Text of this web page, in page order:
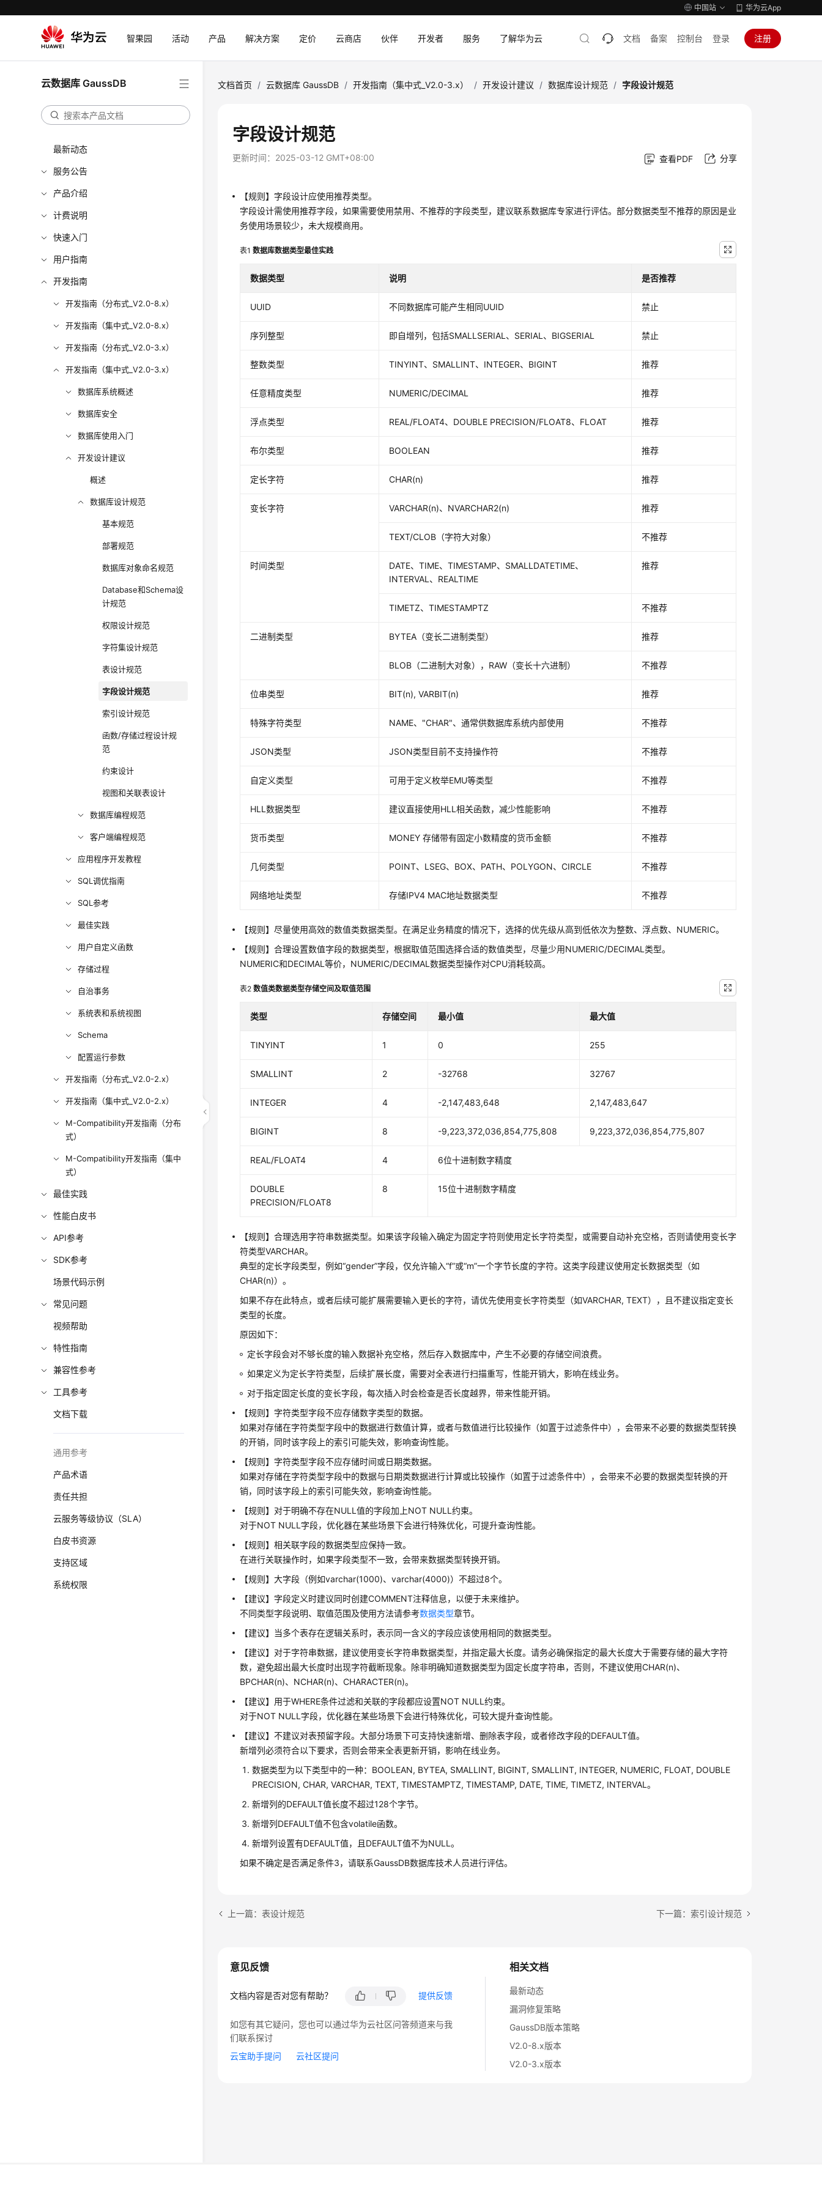
中国站 华为云App
智果园 活动 产品 解决方案 定价 云商店 伙伴 开发者 服务 了解华为云 文档 备案 控制台 登录 注册
云数据库 GaussDB
最新动态
服务公告
产品介绍
计费说明
快速入门
用户指南
开发指南
开发指南（分布式_V2.0-8.x）
开发指南（集中式_V2.0-8.x）
开发指南（分布式_V2.0-3.x）
开发指南（集中式_V2.0-3.x）
数据库系统概述
数据库安全
数据库使用入门
开发设计建议
概述
数据库设计规范
基本规范
部署规范
数据库对象命名规范
Database和Schema设
计规范
权限设计规范
字符集设计规范
表设计规范
字段设计规范
索引设计规范
函数/存储过程设计规
范
约束设计
视图和关联表设计
数据库编程规范
客户端编程规范
应用程序开发教程
SQL调优指南
SQL参考
最佳实践
用户自定义函数
存储过程
自治事务
系统表和系统视图
Schema
配置运行参数
开发指南（分布式_V2.0-2.x）
开发指南（集中式_V2.0-2.x）
M-Compatibility开发指南（分布
式）
M-Compatibility开发指南（集中
式）
最佳实践
性能白皮书
API参考
SDK参考
场景代码示例
常见问题
视频帮助
特性指南
兼容性参考
工具参考
文档下载
通用参考
产品术语
责任共担
云服务等级协议（SLA）
白皮书资源
支持区域
系统权限
文档首页 / 云数据库 GaussDB / 开发指南（集中式_V2.0-3.x） / 开发设计建议 / 数据库设计规范 / 字段设计规范
字段设计规范
更新时间： 2025-03-12 GMT+08:00 查看PDF 分享
【规则】字段设计应使用推荐类型。
字段设计需使用推荐字段，如果需要使用禁用、不推荐的字段类型，建议联系数据库专家进行评估。部分数据类型不推荐的原因是业
务使用场景较少，未大规模商用。
表1数据库数据类型最佳实践
数据类型 说明 是否推荐
UUID 不同数据库可能产生相同UUID 禁止
序列整型 即自增列，包括SMALLSERIAL、SERIAL、BIGSERIAL 禁止
整数类型 TINYINT、SMALLINT、INTEGER、BIGINT 推荐
任意精度类型 NUMERIC/DECIMAL 推荐
浮点类型 REAL/FLOAT4、DOUBLE PRECISION/FLOAT8、FLOAT 推荐
布尔类型 BOOLEAN 推荐
定长字符 CHAR(n) 推荐
变长字符 VARCHAR(n)、NVARCHAR2(n) 推荐
TEXT/CLOB（字符大对象） 不推荐
时间类型
DATE、TIME、TIMESTAMP、SMALLDATETIME、
INTERVAL、REALTIME
推荐
TIMETZ、TIMESTAMPTZ 不推荐
二进制类型 BYTEA（变长二进制类型） 推荐
BLOB（二进制大对象），RAW（变长十六进制） 不推荐
位串类型 BIT(n), VARBIT(n) 推荐
特殊字符类型 NAME、"CHAR"、通常供数据库系统内部使用 不推荐
JSON类型 JSON类型目前不支持操作符 不推荐
自定义类型 可用于定义枚举EMU等类型 不推荐
HLL数据类型 建议直接使用HLL相关函数，减少性能影响 不推荐
货币类型 MONEY 存储带有固定小数精度的货币金额 不推荐
几何类型 POINT、LSEG、BOX、PATH、POLYGON、CIRCLE 不推荐
网络地址类型 存储IPV4 MAC地址数据类型 不推荐
【规则】尽量使用高效的数值类数据类型。在满足业务精度的情况下，选择的优先级从高到低依次为整数、浮点数、NUMERIC。
【规则】合理设置数值字段的数据类型，根据取值范围选择合适的数值类型，尽量少用NUMERIC/DECIMAL类型。
NUMERIC和DECIMAL等价，NUMERIC/DECIMAL数据类型操作对CPU消耗较高。
表2数值类数据类型存储空间及取值范围
类型 存储空间 最小值 最大值
TINYINT 1 0 255
SMALLINT 2 -32768 32767
INTEGER 4 -2,147,483,648 2,147,483,647
BIGINT 8 -9,223,372,036,854,775,808 9,223,372,036,854,775,807
REAL/FLOAT4 4 6位十进制数字精度
DOUBLE
PRECISION/FLOAT8
8 15位十进制数字精度
【规则】合理选用字符串数据类型。如果该字段输入确定为固定字符则使用定长字符类型，或需要自动补充空格，否则请使用变长字
符类型VARCHAR。
典型的定长字段类型，例如“gender”字段，仅允许输入“f”或“m”一个字节长度的字符。这类字段建议使用定长数据类型（如
CHAR(n)）。
如果不存在此特点，或者后续可能扩展需要输入更长的字符，请优先使用变长字符类型（如VARCHAR, TEXT），且不建议指定变长
类型的长度。
原因如下：
定长字段会对不够长度的输入数据补充空格，然后存入数据库中，产生不必要的存储空间浪费。
如果定义为定长字符类型，后续扩展长度，需要对全表进行扫描重写，性能开销大，影响在线业务。
对于指定固定长度的变长字段，每次插入时会检查是否长度越界，带来性能开销。
【规则】字符类型字段不应存储数字类型的数据。
如果对存储在字符类型字段中的数据进行数值计算，或者与数值进行比较操作（如置于过滤条件中），会带来不必要的数据类型转换
的开销，同时该字段上的索引可能失效，影响查询性能。
【规则】字符类型字段不应存储时间或日期类数据。
如果对存储在字符类型字段中的数据与日期类数据进行计算或比较操作（如置于过滤条件中），会带来不必要的数据类型转换的开
销，同时该字段上的索引可能失效，影响查询性能。
【规则】对于明确不存在NULL值的字段加上NOT NULL约束。
对于NOT NULL字段，优化器在某些场景下会进行特殊优化，可提升查询性能。
【规则】相关联字段的数据类型应保持一致。
在进行关联操作时，如果字段类型不一致，会带来数据类型转换开销。
【规则】大字段（例如varchar(1000)、varchar(4000)）不超过8个。
【建议】字段定义时建议同时创建COMMENT注释信息，以便于未来维护。
不同类型字段说明、取值范围及使用方法请参考数据类型章节。
【建议】当多个表存在逻辑关系时，表示同一含义的字段应该使用相同的数据类型。
【建议】对于字符串数据，建议使用变长字符串数据类型，并指定最大长度。请务必确保指定的最大长度大于需要存储的最大字符
数，避免超出最大长度时出现字符截断现象。除非明确知道数据类型为固定长度字符串，否则，不建议使用CHAR(n)、
BPCHAR(n)、NCHAR(n)、CHARACTER(n)。
【建议】用于WHERE条件过滤和关联的字段都应设置NOT NULL约束。
对于NOT NULL字段，优化器在某些场景下会进行特殊优化，可较大提升查询性能。
【建议】不建议对表预留字段。大部分场景下可支持快速新增、删除表字段，或者修改字段的DEFAULT值。
新增列必须符合以下要求，否则会带来全表更新开销，影响在线业务。
数据类型为以下类型中的一种：BOOLEAN, BYTEA, SMALLINT, BIGINT, SMALLINT, INTEGER, NUMERIC, FLOAT, DOUBLE
PRECISION, CHAR, VARCHAR, TEXT, TIMESTAMPTZ, TIMESTAMP, DATE, TIME, TIMETZ, INTERVAL。
新增列的DEFAULT值长度不超过128个字节。
新增列DEFAULT值不包含volatile函数。
新增列设置有DEFAULT值，且DEFAULT值不为NULL。
如果不确定是否满足条件3，请联系GaussDB数据库技术人员进行评估。
上一篇：表设计规范 下一篇：索引设计规范
相关文档
最新动态
漏洞修复策略
GaussDB版本策略
V2.0-8.x版本
V2.0-3.x版本
意见反馈
文档内容是否对您有帮助？ 提供反馈
如您有其它疑问，您也可以通过华为云社区问答频道来与我
们联系探讨
云宝助手提问
云社区提问